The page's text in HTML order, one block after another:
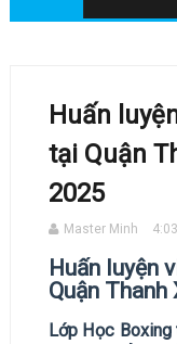
Huấn
tại Quận
2025
Master Minh
Huấn luyện
Quận Thanh
Lớp Học Boxing